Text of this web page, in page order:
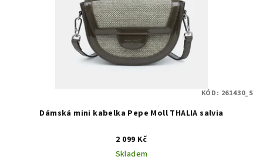
Dámská mini kabelka Pepe Moll THALIA salvia
2 099 Kč
Skladem
KÓD: 261430_S